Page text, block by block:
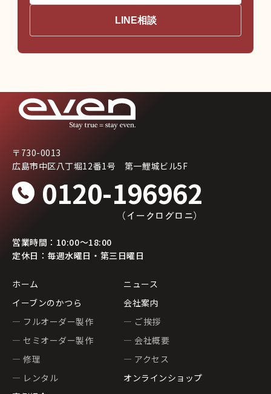
LINE相談
〒730-0013
広島市中区八丁堀12番1号 第一鯉城ビル5F
0120-196962
（イークログロニ）
営業時間：10:00〜18:00
定休日：毎週水曜日・第三日曜日
ホーム
イーブンのかつら
— フルオーダー製作
— セミオーダー製作
— 修理
— レンタル
ニュース
会社案内
— ご挨拶
— 会社概要
— アクセス
オンラインショップ